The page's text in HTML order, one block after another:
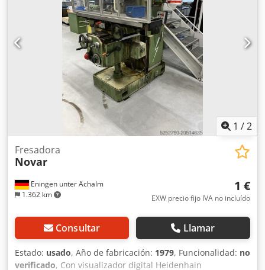
Mesa: 400 mm X 700 mm Montaje del husillo: ISO 40
Velocidades del husillo: 20-3000 rpm Desplazamiento
rápido: X / Y / Z. Para más datos consulte la hoja de datos.
1 /2
Eningen unter Achalm
1.362 km
Fresadora
Novar
1 €
EXW precio fijo IVA no incluído
Consultar Llamar
Estado: usado, Año de fabricación: 1979, Funcionalidad: no
verificado, Con visualizador digital Heidenhain